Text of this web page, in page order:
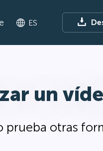
ES
un
prueba otras